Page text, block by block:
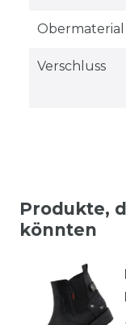
Obermaterial
Verschluss
Produkte,
könnten